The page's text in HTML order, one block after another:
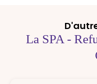
La SPA -